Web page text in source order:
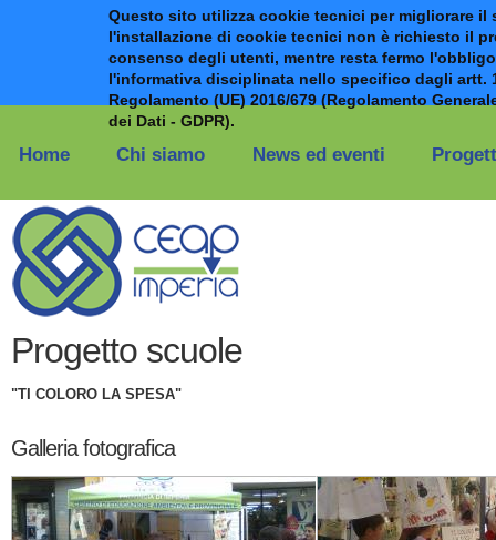
Questo sito utilizza cookie tecnici per migliorare il
l'installazione di cookie tecnici non è richiesto il
consenso degli utenti, mentre resta fermo
l'informativa disciplinata nello specifico dagli artt.
Regolamento (UE) 2016/679 (Regolamento
dei Dati - GDPR).
Salta al contenuto principale
Home Chi siamo News ed eventi
Progetto scuole
"TI COLORO LA SPESA"
Galleria fotografica